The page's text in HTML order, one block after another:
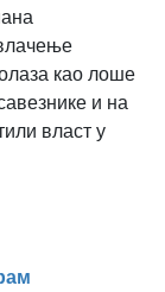
као лоше
и на
власт у